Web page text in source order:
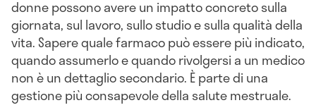
donne possono avere un impatto concreto sulla
giornata, sul lavoro, sullo studio e sulla qualità della
vita. Sapere quale farmaco può essere più indicato,
quando assumerlo e quando rivolgersi a un medico
non è un dettaglio secondario. È parte di una
gestione più consapevole della salute mestruale.